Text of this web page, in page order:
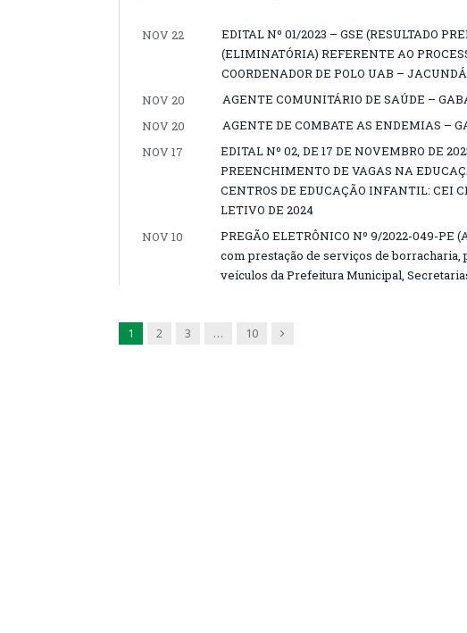
NOV 22
EDITAL Nº 01/2023 – GSE (RESULTADO
(ELIMINATÓRIA) REFERENTE AO
COORDENADOR DE POLO UAB –
NOV 20
AGENTE COMUNITÁRIO DE SAÚDE –
NOV 20
AGENTE DE COMBATE AS ENDEMIAS –
NOV 17
EDITAL Nº 02, DE 17 DE NOVEMBRO DE
PREENCHIMENTO DE VAGAS NA
CENTROS DE EDUCAÇÃO INFANTIL: CEI
LETIVO DE 2024
NOV 10
PREGÃO ELETRÔNICO Nº 9/2022-049-PE
com prestação de serviços de
veículos da Prefeitura Municipal,
1 2 3 … 10 Next